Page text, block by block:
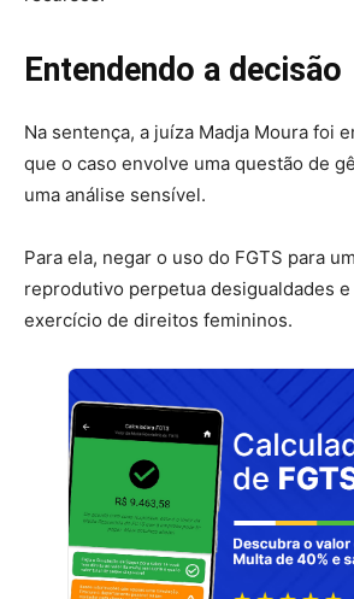
Entendendo a decisão
Na sentença, a juíza Madja Moura foi
que o caso envolve uma questão de
uma análise sensível.
Para ela, negar o uso do FGTS para
reprodutivo perpetua desigualdades
exercício de direitos femininos.